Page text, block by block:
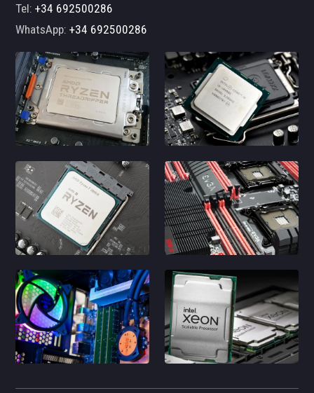
Tel:+34 692500286
WhatsApp:+34 692500286